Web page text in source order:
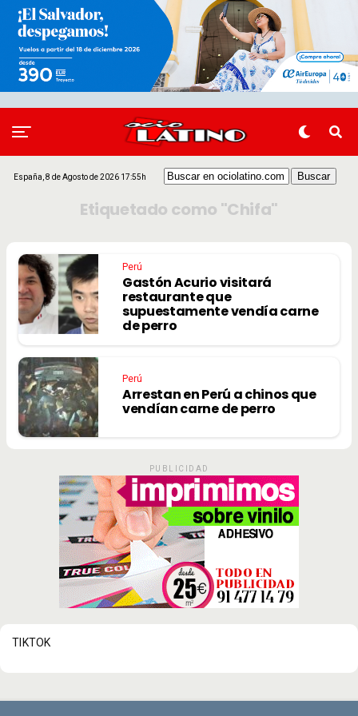
España, 8 de Agosto de 2026 17:55h
Etiquetado como "Chifa"
Perú
Gastón Acurio visitará
restaurante que
supuestamente vendía carne
de perro
Perú
Arrestan en Perú a chinos que
vendían carne de perro
PUBLICIDAD
TIKTOK